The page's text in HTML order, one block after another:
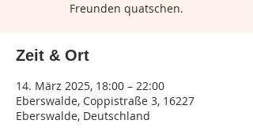
Freunden quatschen.
Zeit & Ort
14. März 2025, 18:00 – 22:00
Eberswalde, Coppistraße 3, 16227
Eberswalde, Deutschland